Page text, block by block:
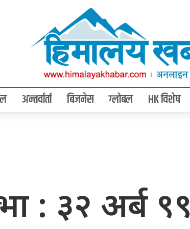
अन्तर्वार्ता बिजनेस ग्लोबल HK विशेष
: ३२ अर्ब ९९